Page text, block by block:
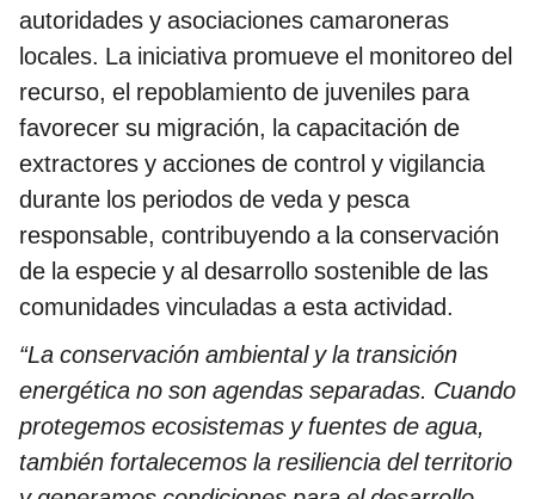
autoridades y asociaciones camaroneras
locales. La iniciativa promueve el monitoreo del
recurso, el repoblamiento de juveniles para
favorecer su migración, la capacitación de
extractores y acciones de control y vigilancia
durante los periodos de veda y pesca
responsable, contribuyendo a la conservación
de la especie y al desarrollo sostenible de las
comunidades vinculadas a esta actividad.
“La conservación ambiental y la transición
energética no son agendas separadas. Cuando
protegemos ecosistemas y fuentes de agua,
también fortalecemos la resiliencia del territorio